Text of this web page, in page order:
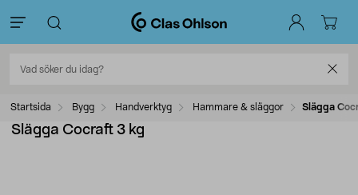
Startsida Bygg Handverktyg Hammare & släggor Slägga
Slägga Cocraft 3 kg